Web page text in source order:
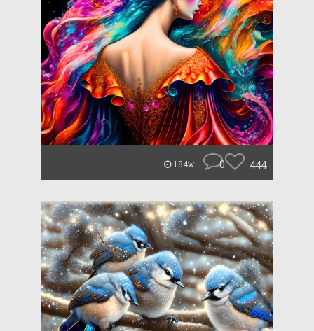
184w 0 444